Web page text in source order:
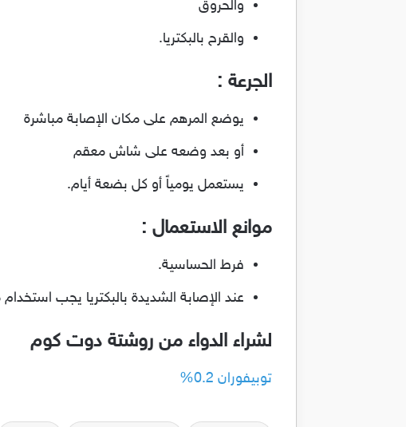
والحروق
والقرح بالبكتريا.
الجرعة :
يوضع المرهم على مكان الإصابة مباشرة
أو بعد وضعه على شاش معقم
يستعمل يومياً أو كل بضعة أيام.
موانع الاستعمال :
فرط الحساسية.
عند الإصابة الشديدة بالبكتريا يجب
لشراء الدواء من روشتة دوت كوم
توبيفوران 0.2%